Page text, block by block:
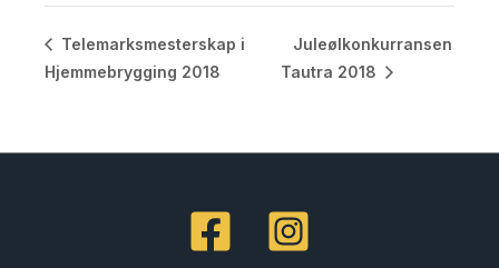
Telemarksmesterskap i
Hjemmebrygging 2018
Juleølkonkurransen
Tautra 2018